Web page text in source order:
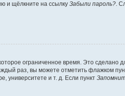
и щёлкните на ссылку Забыли пароль?.
ограниченное время. Это сделано
раз, вы можете отметить флажком
университете и т. д. Если пункт